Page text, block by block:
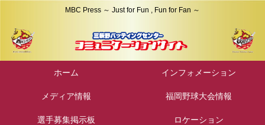
MBC Press ～ Just for Fun , Fun for Fan ～
ホーム インフォメーション
メディア情報 福岡野球大会情報
選手募集掲示板 ロケーション